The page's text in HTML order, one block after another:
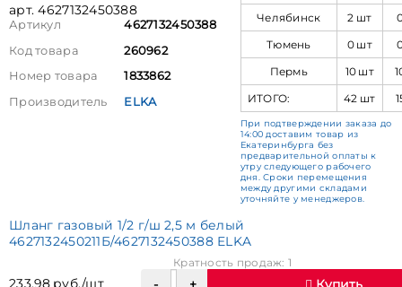
арт. 4627132450388
Артикул
4627132450388
Код товара
260962
Номер товара
1833862
Производитель
ELKA
Челябинск
2 шт
Тюмень
0 шт
Пермь
10 шт
ИТОГО:
42 шт
При подтверждении заказа до
14:00 доставим товар из
Екатеринбурга без
предварительной оплаты к
утру следующего рабочего
дня. Сроки перемещения
между другими складами
уточняйте у менеджеров.
Шланг газовый 1/2 г/ш 2,5 м белый
4627132450211Б/4627132450388 ELKA
Кратность продаж: 1